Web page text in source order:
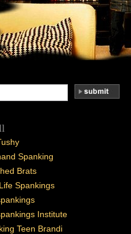
Spanking
Brats
Spankings
Institute
Teen Brandi